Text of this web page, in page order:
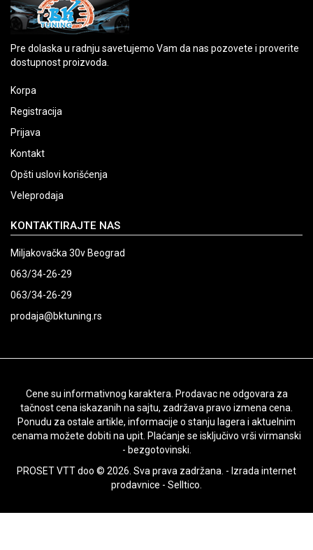
Pre dolaska u radnju savetujemo Vam da nas pozovete i proverite
dostupnost proizvoda.
Korpa
Registracija
Prijava
Kontakt
Opšti uslovi korišćenja
Veleprodaja
KONTAKTIRAJTE NAS
Miljakovačka 30v Beograd
063/34-26-29
063/34-26-29
prodaja@bktuning.rs
Cene su informativnog karaktera. Prodavac ne odgovara za
tačnost cena iskazanih na sajtu, zadržava pravo izmena cena.
Ponudu za ostale artikle, informacije o stanju lagera i aktuelnim
cenama možete dobiti na upit. Plaćanje se isključivo vrši virmanski
- bezgotovinski.
PROSET VTT doo © 2026. Sva prava zadržana. - Izrada internet
prodavnice - Selltico.